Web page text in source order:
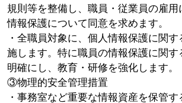
規則等を整備し、職員・従業員の雇用
情報保護について同意を求めます。
・全職員対象に、個人情報保護に関
施します。特に職員の情報保護に関す
明確にし、教育・研修を強化します。
③物理的安全管理措置
・事務室など重要な情報資産を保管